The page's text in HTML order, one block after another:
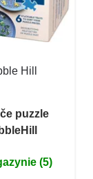
Hill
puzzle
(5)